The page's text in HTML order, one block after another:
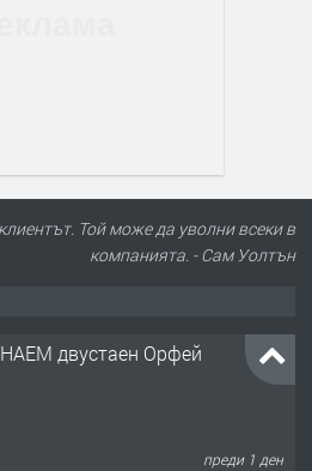
Той може да уволни всеки в
компанията. - Сам Уолтън
двустаен Орфей
преди 1 ден